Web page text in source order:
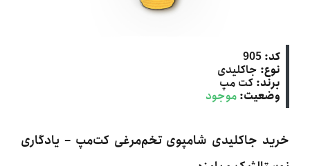
کد: 905
نوع: جاکلیدی
برند: کت‌ مپ
وضعیت: موجود
خرید جاکلیدی شامپوی تخم‌مرغی کت‌مپ – یادگاری